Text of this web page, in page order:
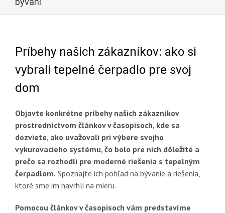
Príbehy našich zákazníkov: ako si
vybrali tepelné čerpadlo pre svoj
dom
Objavte konkrétne príbehy našich zákazníkov
prostredníctvom článkov v časopisoch, kde sa
dozviete, ako uvažovali pri výbere svojho
vykurovacieho systému, čo bolo pre nich dôležité a
prečo sa rozhodli pre moderné riešenia s tepelným
čerpadlom. Spoznajte ich pohľad na bývanie a riešenia,
ktoré sme im navrhli na mieru.
Pomocou článkov v časopisoch vám predstavíme